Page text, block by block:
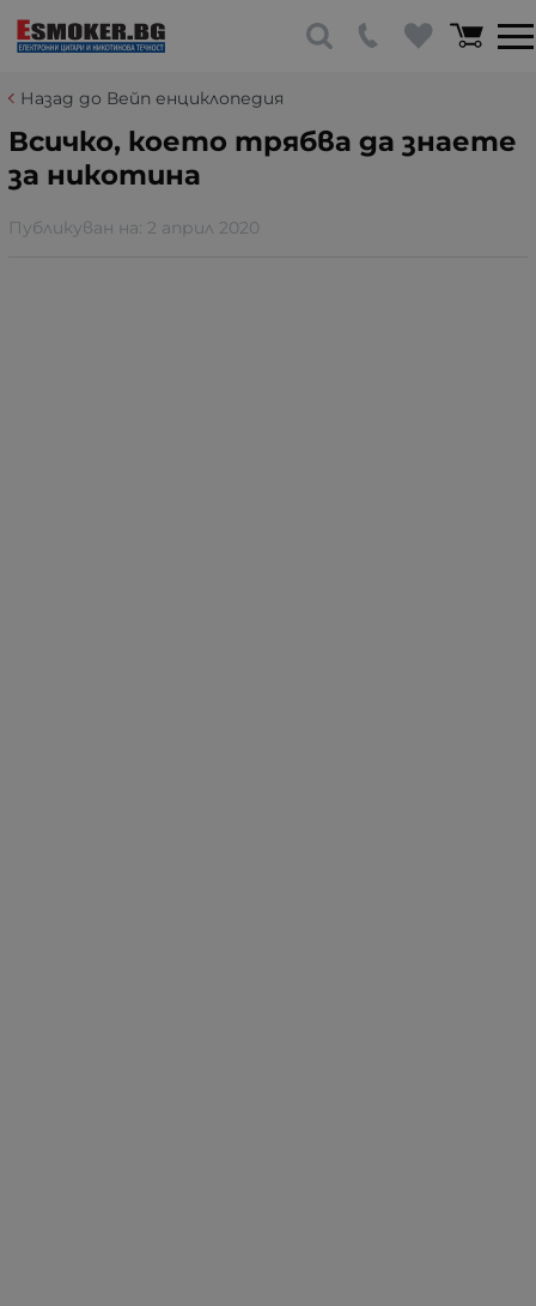
Назад до Вейп енциклопедия
Всичко, което трябва да знаете
за никотина
Публикуван на: 2 април 2020